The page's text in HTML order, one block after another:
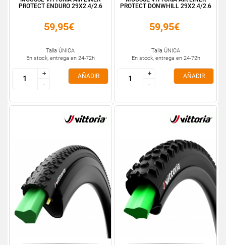
PROTECT ENDURO 29X2.4/2.6
59,95€
Talla ÚNICA
En stock, entrega en 24-72h
+
-
+
-
AÑADIR
PROTECT DONWHILL 29X2.4/2.6
59,95€
Talla ÚNICA
En stock, entrega en 24-72h
+
-
+
-
AÑADIR